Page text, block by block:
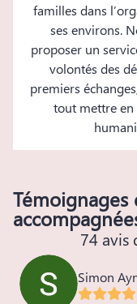
familles dans
ses environs.
proposer un
volontés des
premiers
tout mettre en
Témoignages
74 avis
Simon